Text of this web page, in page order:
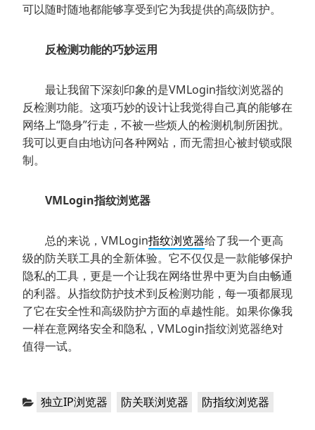
可以随时随地都能够享受到它为我提供的高级防护。
反检测功能的巧妙运用
最让我留下深刻印象的是VMLogin指纹浏览器的
反检测功能。这项巧妙的设计让我觉得自己真的能够在
网络上“隐身”行走，不被一些烦人的检测机制所困扰。
我可以更自由地访问各种网站，而无需担心被封锁或限
制。
VMLogin指纹浏览器
总的来说，VMLogin指纹浏览器给了我一个更高
级的防关联工具的全新体验。它不仅仅是一款能够保护
隐私的工具，更是一个让我在网络世界中更为自由畅通
的利器。从指纹防护技术到反检测功能，每一项都展现
了它在安全性和高级防护方面的卓越性能。如果你像我
一样在意网络安全和隐私，VMLogin指纹浏览器绝对
值得一试。
分 独立IP浏览器 ，防关联浏览器 ，防指纹浏览器